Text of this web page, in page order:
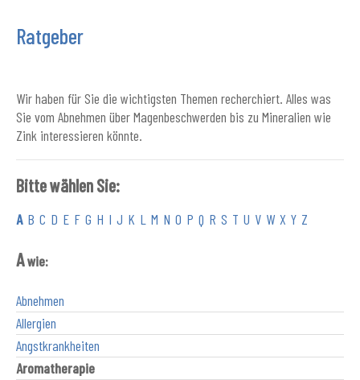
Ratgeber
Wir haben für Sie die wichtigsten Themen recherchiert. Alles was
Sie vom Abnehmen über Magenbeschwerden bis zu Mineralien wie
Zink interessieren könnte.
Bitte wählen Sie:
A B C D E F G H I J K L M N O P Q R S T U V W X Y Z
Awie:
Abnehmen
Allergien
Angstkrankheiten
Aromatherapie